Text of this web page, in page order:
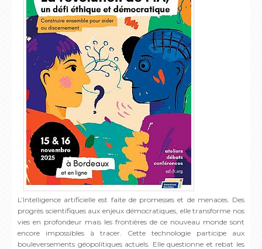
L’Intelligence artificielle est faite de promesses et de menaces. Des
progrès scientifiques aux enjeux démocratiques, elle transforme nos
vies en profondeur mais les frontières de ce nouveau monde sont
encore impossibles à tracer. Cette technologie participe aux
bouleversements géopolitiques actuels. Elle questionne et rebat les